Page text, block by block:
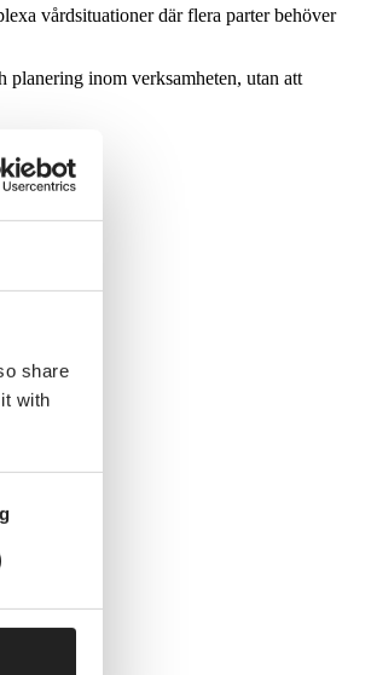
share
with
vårdsituationer där flera parter behöver
planering inom verksamheten, utan att